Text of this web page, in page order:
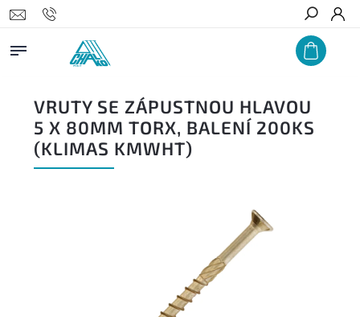
Hledat
VRUTY SE ZÁPUSTNOU HLAVOU
5 X 80MM TORX, BALENÍ 200KS
(KLIMAS KMWHT)